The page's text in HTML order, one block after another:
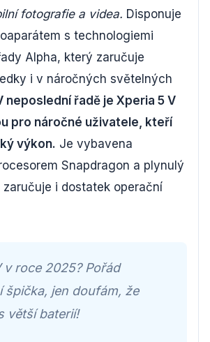
fotografie a videa. Disponuje
s technologiemi
Alpha, který zaručuje
i v náročných světelných
neposlední řadě je Xperia 5 V
pro náročné uživatele, kteří
výkon. Je vybavena
Snapdragon a plynulý
i dostatek operační
v roce 2025? Pořád
špička, jen doufám, že
větší baterií!